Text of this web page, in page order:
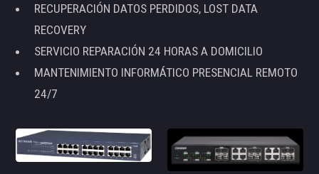
RECUPERACIÓN DATOS PERDIDOS, LOST DATA
RECOVERY
SERVICIO REPARACIÓN 24 HORAS A DOMICILIO
MANTENIMIENTO INFORMÁTICO PRESENCIAL REMOTO
24/7